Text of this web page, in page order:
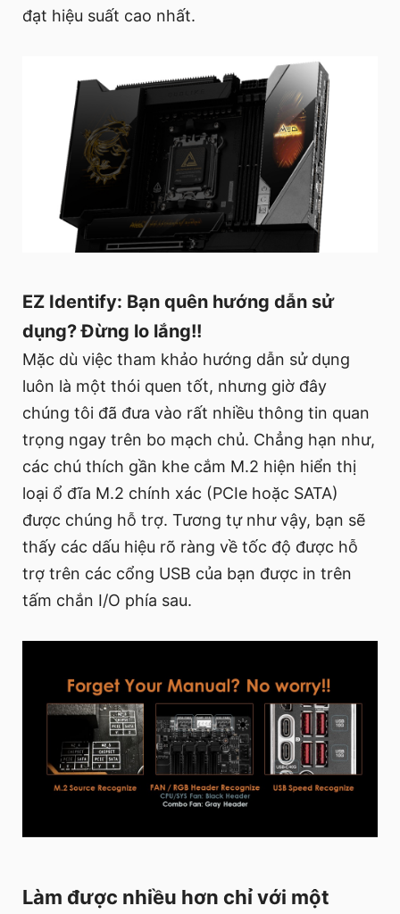
đạt hiệu suất cao nhất.
EZ Identify: Bạn quên hướng dẫn sử
dụng? Đừng lo lắng!!
Mặc dù việc tham khảo hướng dẫn sử dụng
luôn là một thói quen tốt, nhưng giờ đây
chúng tôi đã đưa vào rất nhiều thông tin quan
trọng ngay trên bo mạch chủ. Chẳng hạn như,
các chú thích gần khe cắm M.2 hiện hiển thị
loại ổ đĩa M.2 chính xác (PCIe hoặc SATA)
được chúng hỗ trợ. Tương tự như vậy, bạn sẽ
thấy các dấu hiệu rõ ràng về tốc độ được hỗ
trợ trên các cổng USB của bạn được in trên
tấm chắn I/O phía sau.
Làm được nhiều hơn chỉ với một